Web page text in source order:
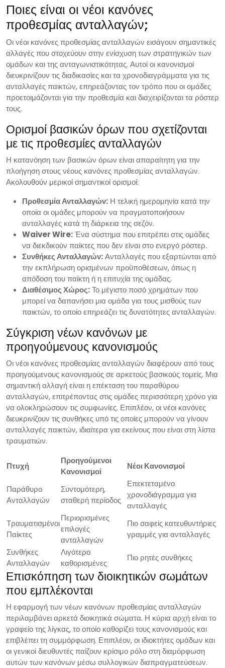
Ποιες είναι οι νέοι κανόνες
προθεσμίας ανταλλαγών;
Οι νέοι κανόνες προθεσμίας ανταλλαγών εισάγουν σημαντικές
αλλαγές που στοχεύουν στην ενίσχυση των στρατηγικών των
ομάδων και της ανταγωνιστικότητας. Αυτοί οι κανονισμοί
διευκρινίζουν τις διαδικασίες και τα χρονοδιαγράμματα για τις
ανταλλαγές παικτών, επηρεάζοντας τον τρόπο που οι ομάδες
προετοιμάζονται για την προθεσμία και διαχειρίζονται τα ρόστερ
τους.
Ορισμοί βασικών όρων που σχετίζονται
με τις προθεσμίες ανταλλαγών
Η κατανόηση των βασικών όρων είναι απαραίτητη για την
πλοήγηση στους νέους κανόνες προθεσμίας ανταλλαγών.
Ακολουθούν μερικοί σημαντικοί ορισμοί:
Προθεσμία Ανταλλαγών: Η τελική ημερομηνία κατά την
οποία οι ομάδες μπορούν να πραγματοποιήσουν
ανταλλαγές κατά τη διάρκεια της σεζόν.
Waiver Wire:Ένα σύστημα που επιτρέπει στις ομάδες
να διεκδικούν παίκτες που δεν είναι στο ενεργό ρόστερ.
Συνθήκες Ανταλλαγών:Ανταλλαγές που εξαρτώνται από
την εκπλήρωση ορισμένων προϋποθέσεων, όπως η
απόδοση του παίκτη ή η επιτυχία της ομάδας.
Διαθέσιμος Χώρος:Το μέγιστο ποσό χρημάτων που
μπορεί να δαπανήσει μια ομάδα για τους μισθούς των
παικτών, το οποίο επηρεάζει τις δυνατότητες ανταλλαγών.
Σύγκριση νέων κανόνων με
προηγούμενους κανονισμούς
Οι νέοι κανόνες προθεσμίας ανταλλαγών διαφέρουν από τους
προηγούμενους κανονισμούς σε αρκετούς βασικούς τομείς. Μια
σημαντική αλλαγή είναι η επέκταση του παραθύρου
ανταλλαγών, επιτρέποντας στις ομάδες περισσότερη χρόνο για
να ολοκληρώσουν τις συμφωνίες. Επιπλέον, οι νέοι κανόνες
διευκρινίζουν τις συνθήκες υπό τις οποίες μπορούν να γίνουν
ανταλλαγές παικτών, ιδιαίτερα για εκείνους που είναι στη λίστα
τραυματιών.
Πτυχή
Προηγούμενοι
Κανονισμοί
Νέοι Κανονισμοί
Παράθυρο
Ανταλλαγών
Συντομότερη,
σταθερή περίοδος
Επεκτεταμένο
χρονοδιάγραμμα για
ανταλλαγές
Τραυματισμένοι
Παίκτες
Περιορισμένες
επιλογές
ανταλλαγών
Πιο σαφείς κατευθυντήριες
γραμμές για ανταλλαγές
Συνθήκες
Ανταλλαγών
Λιγότερο
καθορισμένες
Πιο ρητές συνθήκες
Επισκόπηση των διοικητικών σωμάτων
που εμπλέκονται
Η εφαρμογή των νέων κανόνων προθεσμίας ανταλλαγών
περιλαμβάνει αρκετά διοικητικά σώματα. Η κύρια αρχή είναι το
γραφείο της λίγκας, το οποίο καθορίζει τους κανονισμούς και
επιβλέπει τη συμμόρφωση. Επιπλέον, οι ιδιοκτήτες ομάδων και
οι γενικοί διευθυντές παίζουν κρίσιμο ρόλο στη διαμόρφωση
αυτών των κανόνων μέσω συλλογικών διαπραγματεύσεων.